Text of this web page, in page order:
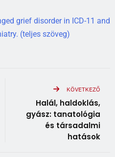
grief disorder in ICD-11 and
(teljes szöveg)
KÖVETKEZŐ
Halál, haldoklás,
gyász: tanatológia
és társadalmi
hatások